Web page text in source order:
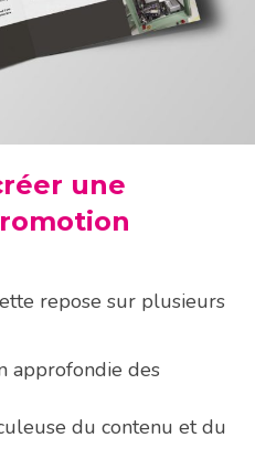
une
repose sur plusieurs
approfondie des
du contenu et du